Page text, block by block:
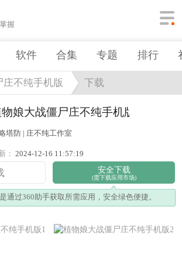
握
软件 合集 专题 排行
不纯手机版 下载
娘大战僵尸庄不纯手机版
塔防 | 庄不纯工作室
： 2024-12-16 11:57:19
安全下载
(需下载应用市场)
通过360助手获取所需应用，安全绿色便捷。